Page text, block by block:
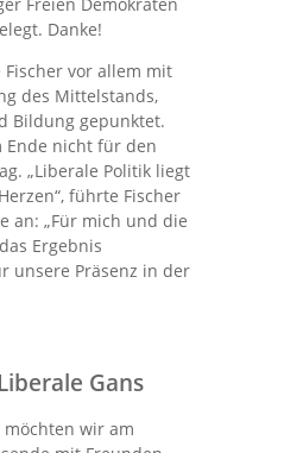
Danke!
vor allem mit
des Mittelstands,
Bildung gepunktet.
Ende nicht für den
„Liberale Politik liegt
führte Fischer
an: „Für mich und die
Ergebnis
unsere Präsenz in der
Gans
möchten wir am